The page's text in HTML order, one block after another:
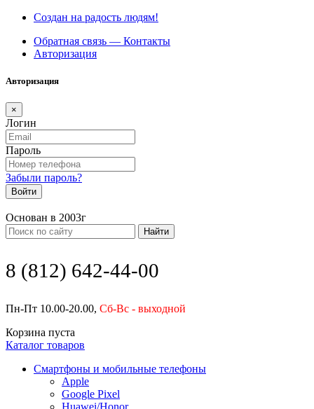
Создан на радость людям!
Обратная связь — Контакты
Авторизация
Авторизация
×
Логин
Пароль
Забыли пароль?
Войти
Основан в 2003г
Найти
8 (812) 642-44-00
Пн-Пт 10.00-20.00, Сб-Вс - выходной
Корзина пуста
Каталог товаров
Смартфоны и мобильные телефоны
Apple
Google Pixel